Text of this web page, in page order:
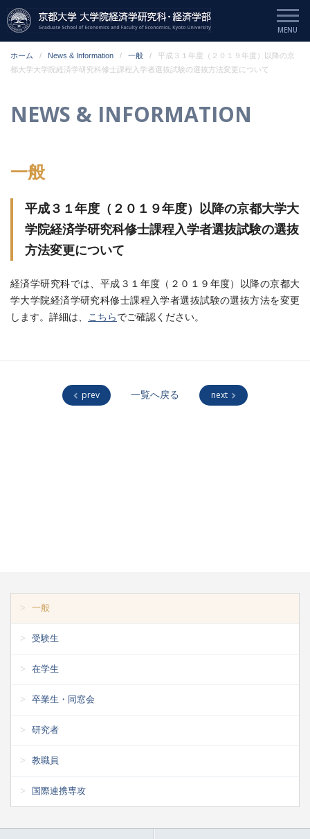
ホーム News & Information 一般
平成３１年度（２０１９年度）以降の京
都大学大学院経済学研究科修士課程入学者選抜試験の選抜方法変更について
NEWS & INFORMATION
一般
平成３１年度（２０１９年度）以降の京都大学大
学院経済学研究科修士課程入学者選抜試験の選抜
方法変更について
経済学研究科では、平成３１年度（２０１９年度）以降の京都大
学大学院経済学研究科修士課程入学者選抜試験の選抜方法を変更
します。詳細は、
こちらでご確認ください。
prev 一覧へ戻る next
一般
受験生
在学生
卒業生・同窓会
研究者
教職員
国際連携専攻